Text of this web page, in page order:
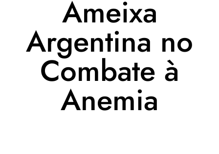
Ameixa
Argentina no
Combate à
Anemia